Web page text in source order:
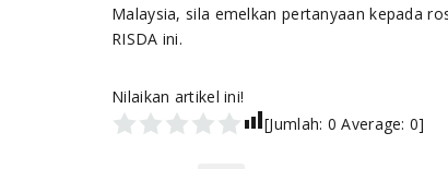
Malaysia, sila emelkan pertanyaan kepada
RISDA ini.
Nilaikan artikel ini!
[Jumlah: 0 Average:0]